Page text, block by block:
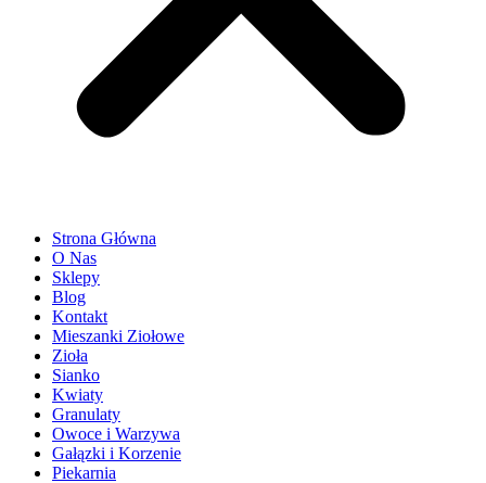
Strona Główna
O Nas
Sklepy
Blog
Kontakt
Mieszanki Ziołowe
Zioła
Sianko
Kwiaty
Granulaty
Owoce i Warzywa
Gałązki i Korzenie
Piekarnia